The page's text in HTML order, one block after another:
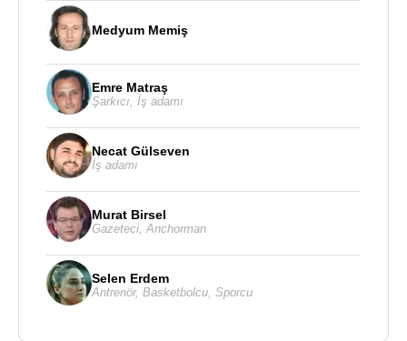
Kaynak:Biyografiler.com
Medyum Memiş
Emre Matraş
Şarkıcı İş adamı
Necat Gülseven
İş adamı
Murat Birsel
Gazeteci Anchorman
Selen Erdem
Antrenör, Basketbolcu Sporcu